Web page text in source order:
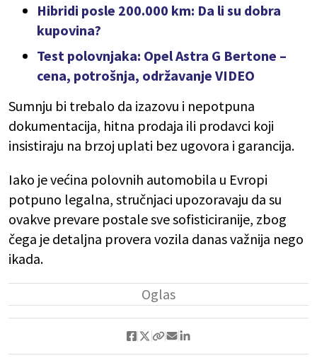
Hibridi posle 200.000 km: Da li su dobra
kupovina?
Test polovnjaka: Opel Astra G Bertone –
cena, potrošnja, održavanje VIDEO
Sumnju bi trebalo da izazovu i nepotpuna
dokumentacija, hitna prodaja ili prodavci koji
insistiraju na brzoj uplati bez ugovora i garancija.
Iako je većina polovnih automobila u Evropi
potpuno legalna, stručnjaci upozoravaju da su
ovakve prevare postale sve sofisticiranije, zbog
čega je detaljna provera vozila danas važnija nego
ikada.